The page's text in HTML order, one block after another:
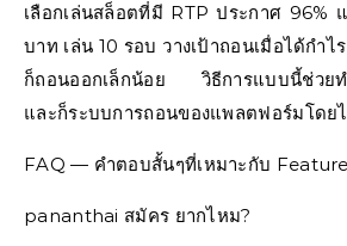
เลือกเล่นสล็อตที่มี RTP ประกาศ 96%
บาท เล่น 10 รอบ วางเป้าถอนเมื่อได้กำไ
ก็ถอนออกเล็กน้อย วิธีการแบบนี้ช่วยทำ
และก็ระบบการถอนของแพลตฟอร์มโดยไ
FAQ — คำตอบสั้นๆที่เหมาะกับ
pananthai สมัคร ยากไหม?